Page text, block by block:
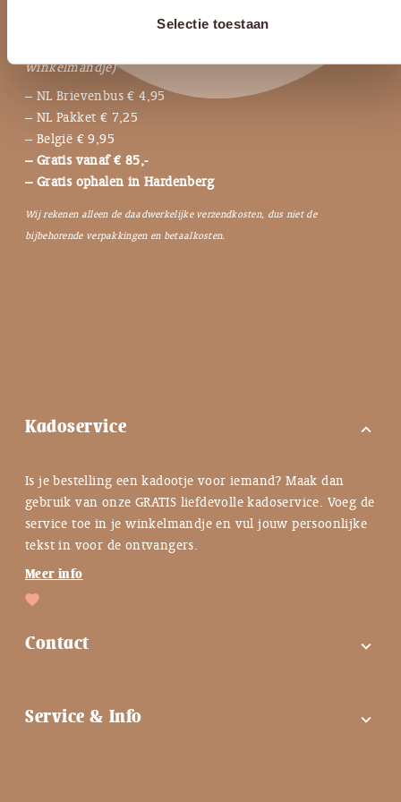
Selectie toestaan
liefdevol
winkelmandje)
– NL Brievenbus € 4,95
– NL Pakket € 7,25
– België € 9,95
– Gratis vanaf € 85,-
– Gratis ophalen in Hardenberg
Wij rekenen alleen de daadwerkelijke verzendkosten, dus niet de
bijbehorende verpakkingen en betaalkosten.
Kadoservice expand_more
Is je bestelling een kadootje voor iemand? Maak dan
gebruik van onze GRATIS liefdevolle kadoservice. Voeg de
service toe in je winkelmandje en vul jouw persoonlijke
tekst in voor de ontvangers.
Meer info
Contact expand_more
Contactgegevens
Service & Info expand_more